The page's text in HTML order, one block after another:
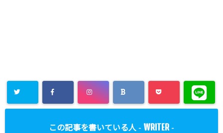
この記事を書いている人 - WRITER -